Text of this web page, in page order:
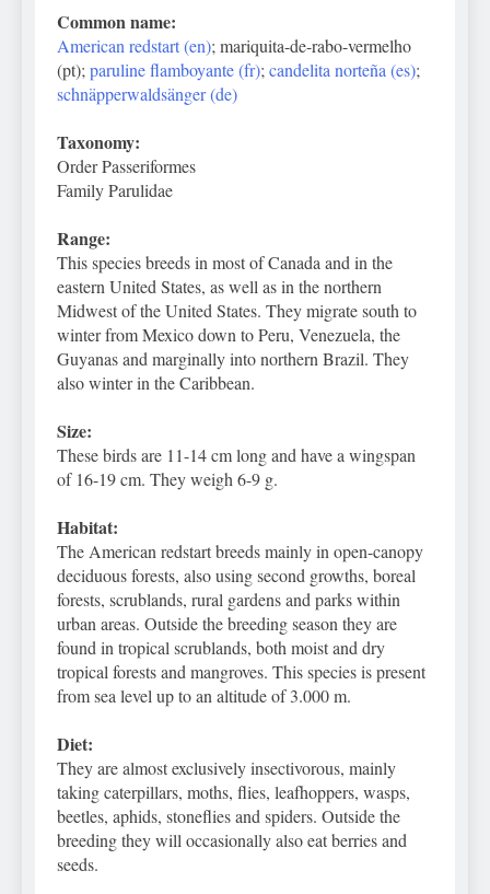
Common name:
American redstart (en); mariquita-de-rabo-vermelho
(pt); paruline flamboyante (fr); candelita norteña (es);
schnäpperwaldsänger (de)
Taxonomy:
Order Passeriformes
Family Parulidae
Range:
This species breeds in most of Canada and in the
eastern United States, as well as in the northern
Midwest of the United States. They migrate south to
winter from Mexico down to Peru, Venezuela, the
Guyanas and marginally into northern Brazil. They
also winter in the Caribbean.
Size:
These birds are 11-14 cm long and have a wingspan
of 16-19 cm. They weigh 6-9 g.
Habitat:
The American redstart breeds mainly in open-canopy
deciduous forests, also using second growths, boreal
forests, scrublands, rural gardens and parks within
urban areas. Outside the breeding season they are
found in tropical scrublands, both moist and dry
tropical forests and mangroves. This species is present
from sea level up to an altitude of 3.000 m.
Diet:
They are almost exclusively insectivorous, mainly
taking caterpillars, moths, flies, leafhoppers, wasps,
beetles, aphids, stoneflies and spiders. Outside the
breeding they will occasionally also eat berries and
seeds.